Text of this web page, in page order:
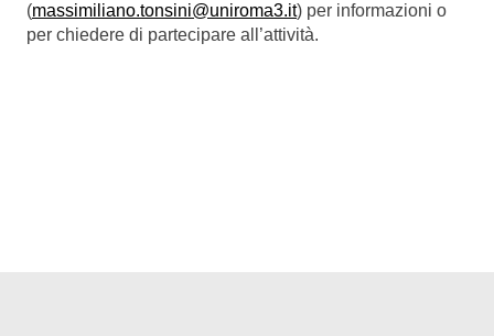
(massimiliano.tonsini@uniroma3.it) per informazioni o
per chiedere di partecipare all’attività.